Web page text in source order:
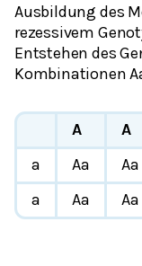
Ausbildung des
rezessivem
Entstehen des
Kombinationen
A
A
a
Aa
Aa
a
Aa Aa